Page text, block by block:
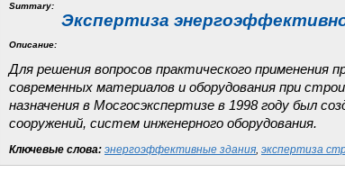
Summary:
Экспертиза
Описание:
Для решения вопросов практического применения
современных материалов и оборудования при
назначения в Мосгосэкспертизе в 1998 году был
сооружений, систем инженерного оборудования.
Ключевые слова: энергоэффективные здания, экспертиза